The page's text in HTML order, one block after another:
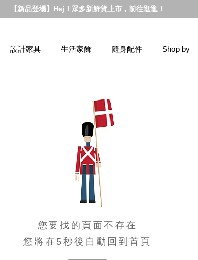
【新品登場】Hej！眾多新鮮貨上市，前往逛逛！
設計家具 生活家飾 隨身配件 Shop by
您要找的頁面不存在
您將在5秒後自動回到首頁